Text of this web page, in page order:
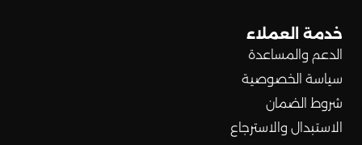
خدمة العملاء
الدعم والمساعدة
سياسة الخصوصية
شروط الضمان
الاستبدال والاسترجاع